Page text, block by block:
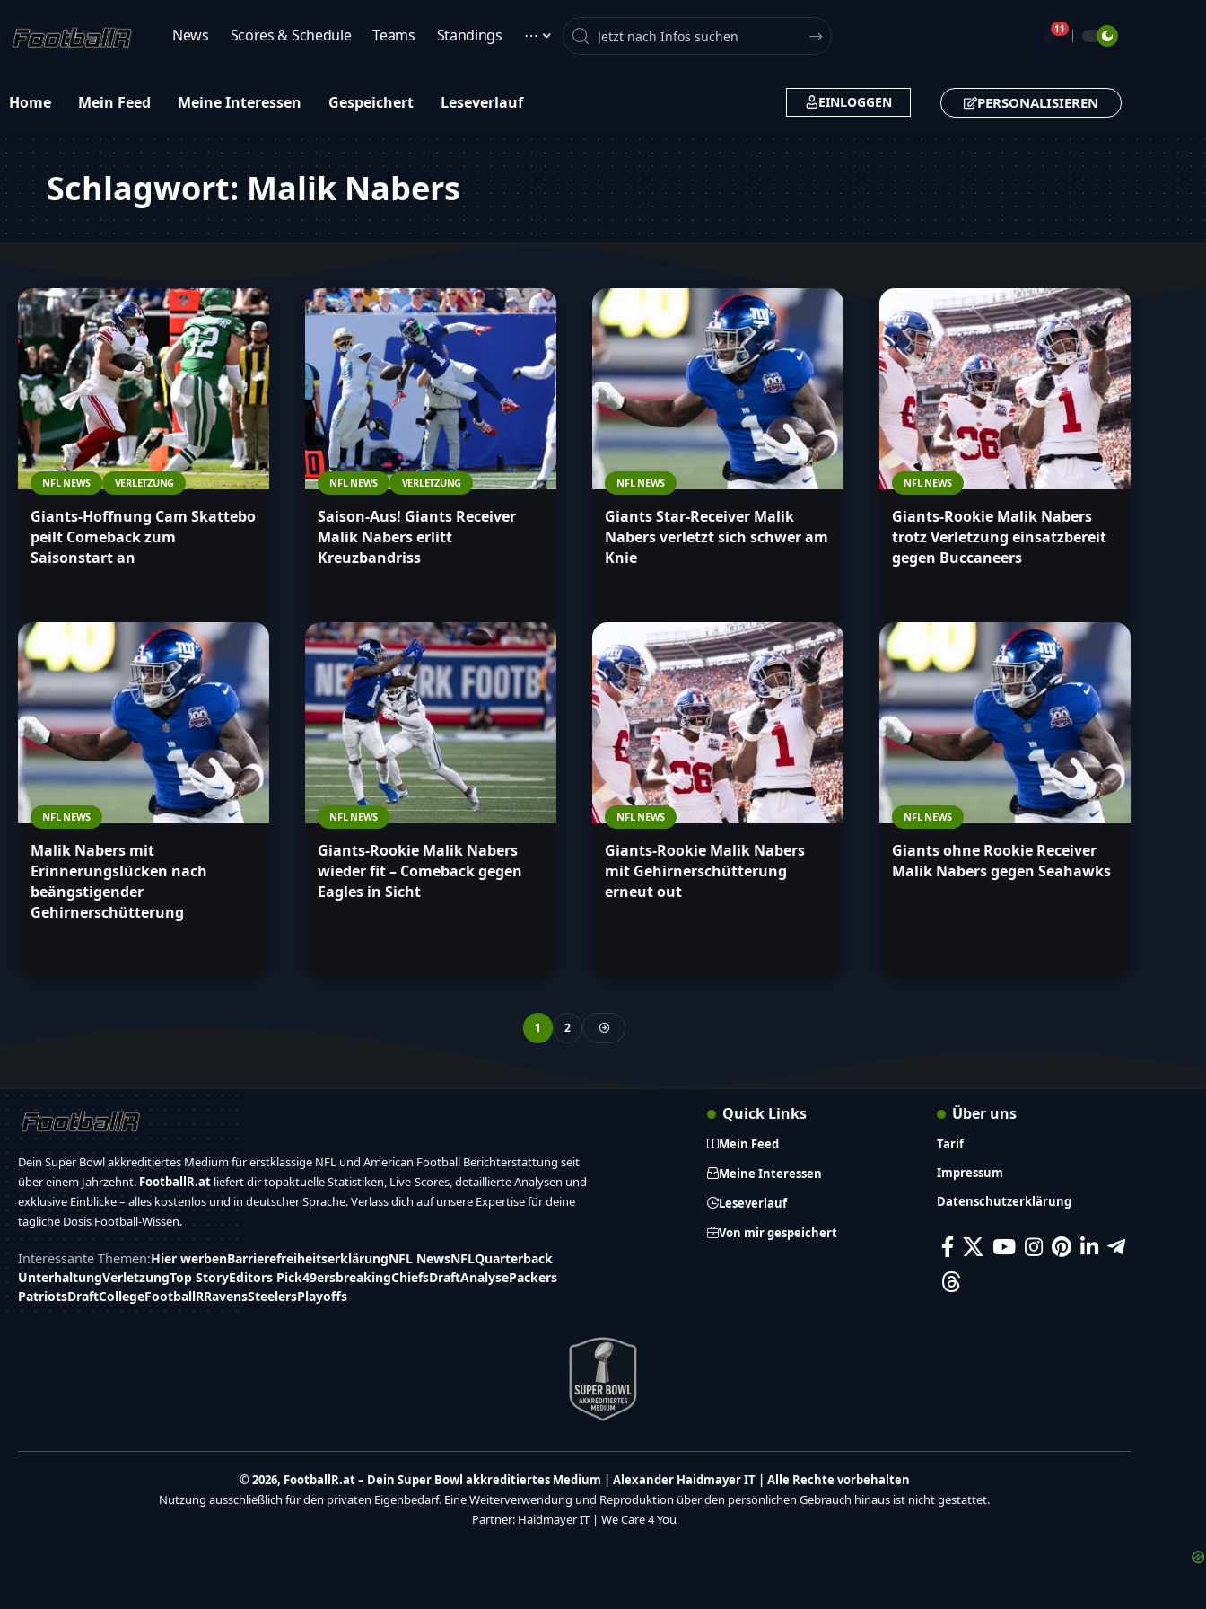
News Scores & Schedule Teams Standings ⋯ Search 🔔11
Home Mein Feed Meine Interessen Gespeichert Leseverlauf EINLOGGEN PERSONALISIEREN
Schlagwort: Malik Nabers
NFL NEWS VERLETZUNG
Giants-Hoffnung Cam Skattebo
peilt Comeback zum
Saisonstart an
NFL NEWS VERLETZUNG
Saison-Aus! Giants Receiver
Malik Nabers erlitt
Kreuzbandriss
NFL NEWS
Giants Star-Receiver Malik
Nabers verletzt sich schwer am
Knie
NFL NEWS
Giants-Rookie Malik Nabers
trotz Verletzung einsatzbereit
gegen Buccaneers
NFL NEWS
Malik Nabers mit
Erinnerungslücken nach
beängstigender
Gehirnerschütterung
NFL NEWS
Giants-Rookie Malik Nabers
wieder fit – Comeback gegen
Eagles in Sicht
NFL NEWS
Giants-Rookie Malik Nabers
mit Gehirnerschütterung
erneut out
NFL NEWS
Giants ohne Rookie Receiver
Malik Nabers gegen Seahawks
1 2
Dein Super Bowl akkreditiertes Medium für erstklassige NFL und American Football Berichterstattung seit
über einem Jahrzehnt.FootballR.at liefert dir topaktuelle Statistiken, Live-Scores, detaillierte Analysen und
exklusive Einblicke – alles kostenlos und in deutscher Sprache. Verlass dich auf unsere Expertise für deine
tägliche Dosis Football-Wissen.
Interessante Themen:Hier werbenBarrierefreiheitserklärungNFL NewsNFLQuarterback
UnterhaltungVerletzungTop StoryEditors Pick49ersbreakingChiefsDraftAnalysePackers
PatriotsDraftCollegeFootballRRavensSteelersPlayoffs
Quick Links
Mein Feed
Meine Interessen
Leseverlauf
Von mir gespeichert
Über uns
Tarif
Impressum
Datenschutzerklärung
© 2026, FootballR.at – Dein Super Bowl akkreditiertes Medium | Alexander Haidmayer IT | Alle Rechte vorbehalten
Nutzung ausschließlich für den privaten Eigenbedarf. Eine Weiterverwendung und Reproduktion über den persönlichen Gebrauch hinaus ist nicht gestattet.
Partner: Haidmayer IT | We Care 4 You